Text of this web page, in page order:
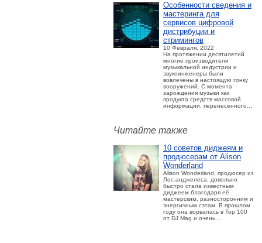
Особенности сведения и
мастеринга для
сервисов цифровой
дистрибуции и
стримингов
10 Февраля, 2022
На протяжении десятилетий
многие производители
музыкальной индустрии и
звукоинженеры были
вовлечены в настоящую гонку
вооружений. С момента
зарождения музыки как
продукта средств массовой
информации, перенесенного...
Читайте также
10 советов диджеям и
продюсерам от Alison
Wonderland
Alison Wonderland, продюсер из
Лос-анджелеса, довольно
быстро стала известным
диджеем благодаря её
мастерским, разносторонним и
энергичным сэтам. В прошлом
году она ворвалась в Top 100
от DJ Mag и очень...